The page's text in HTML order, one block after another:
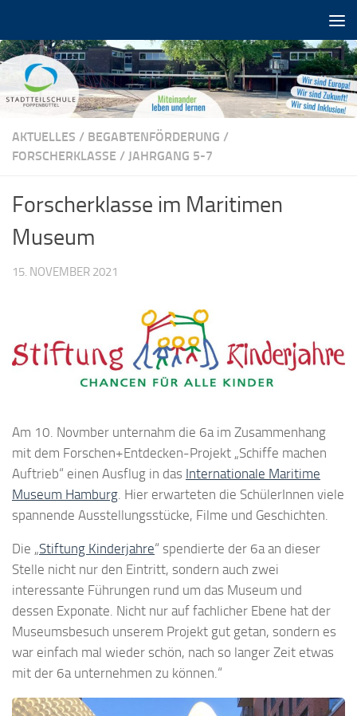
AKTUELLES / BEGABTENFÖRDERUNG /
FORSCHERKLASSE / JAHRGANG 5-7
Forscherklasse im Maritimen
Museum
15. NOVEMBER 2021
Am 10. Novmber unternahm die 6a im Zusammenhang
mit dem Forschen+Entdecken-Projekt „Schiffe machen
Auftrieb“ einen Ausflug in das Internationale Maritime
Museum Hamburg . Hier erwarteten die SchülerInnen viele
spannende Ausstellungsstücke, Filme und Geschichten.
Die „Stiftung Kinderjahre“ spendierte der 6a an dieser
Stelle nicht nur den Eintritt, sondern auch zwei
interessante Führungen rund um das Museum und
dessen Exponate. Nicht nur auf fachlicher Ebene hat der
Museumsbesuch unserem Projekt gut getan, sondern es
war einfach mal wieder schön, nach so langer Zeit etwas
mit der 6a unternehmen zu können.“